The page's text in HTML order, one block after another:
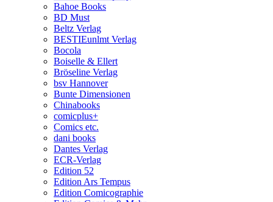
Bahoe Books
BD Must
Beltz Verlag
BESTIEunlmt Verlag
Bocola
Boiselle & Ellert
Bröseline Verlag
bsv Hannover
Bunte Dimensionen
Chinabooks
comicplus+
Comics etc.
dani books
Dantes Verlag
ECR-Verlag
Edition 52
Edition Ars Tempus
Edition Comicographie